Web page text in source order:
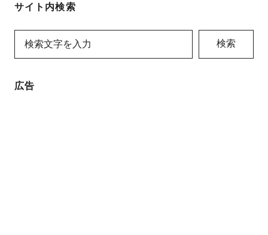
サイト内検索
検索
広告